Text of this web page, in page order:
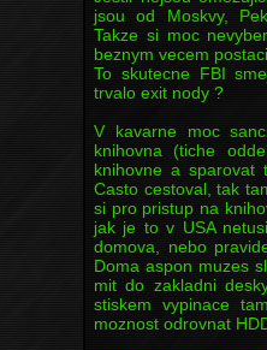
jsou od Moskvy,
Takze si moc
beznym vecem
To skutecne FBI
trvalo exit nody ?
V kavarne moc
knihovna (tiche
knihovne a sparovat
Casto cestoval, tak
si pro pristup na
jak je to v USA
domova, nebo
Doma aspon muzes
mit do zakladni
stiskem vypinace
moznost odrovnat